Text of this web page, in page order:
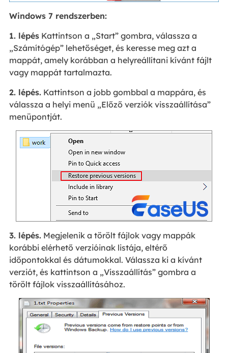
Windows 7 rendszerben:
1. lépésKattintson a „Start” gombra, válassza a
„Számítógép” lehetőséget, és keresse meg azt a
mappát, amely korábban a helyreállítani kívánt fájlt
vagy mappát tartalmazta.
2. lépés.Kattintson a jobb gombbal a mappára, és
válassza a helyi menü „Előző verziók visszaállítása”
menüpontját.
3. lépés.Megjelenik a törölt fájlok vagy mappák
korábbi elérhető verzióinak listája, eltérő
időpontokkal és dátumokkal. Válassza ki a kívánt
verziót, és kattintson a „Visszaállítás” gombra a
törölt fájlok visszaállításához.